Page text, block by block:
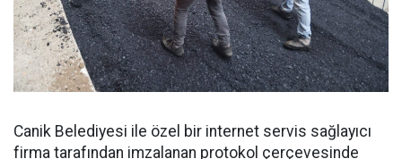
Canik Belediyesi ile özel bir internet servis sağlayıcı
firma tarafından imzalanan protokol çerçevesinde